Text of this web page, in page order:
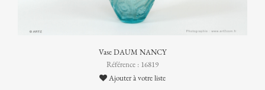
Vase DAUM NANCY
Référence : 16819
Ajouter à votre liste